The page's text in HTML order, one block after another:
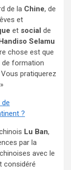
de la Chine, de
et
et social de
Handiso Selamu
chose est que
de formation
pratiquerez
de
?
Lu Ban,
par la
avec le
considéré